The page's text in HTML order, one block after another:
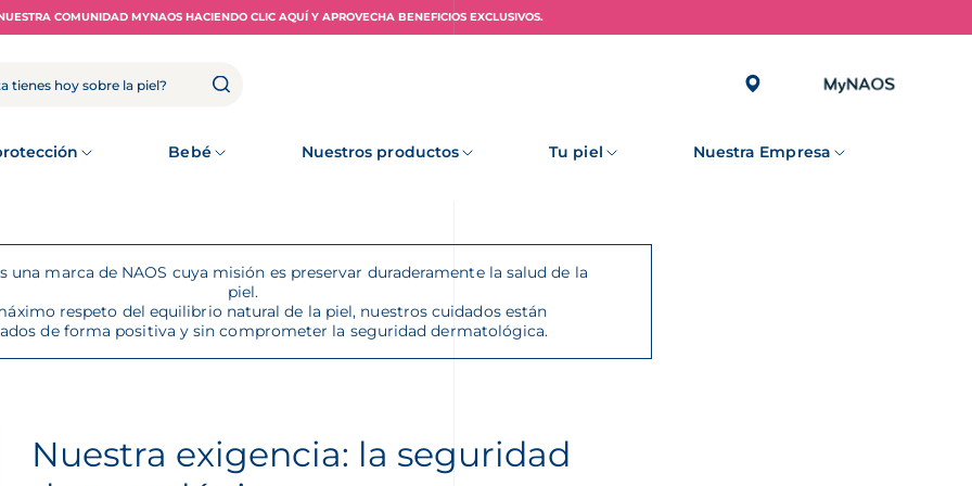
COMUNIDAD MYNAOS HACIENDO CLIC AQUÍ Y APROVECHA BENEFICIOS EXCLUSIVOS.
Bebé Nuestros productos Tu piel Nuestra Empresa
Nuestros
compromisos al
salud de la piel
una marca de NAOS cuya misión es preservar duraderamente la salud de la
piel.
respeto del equilibrio natural de la piel, nuestros cuidados están
de forma positiva y sin comprometer la seguridad dermatológica.
Nuestra exigencia: la seguridad